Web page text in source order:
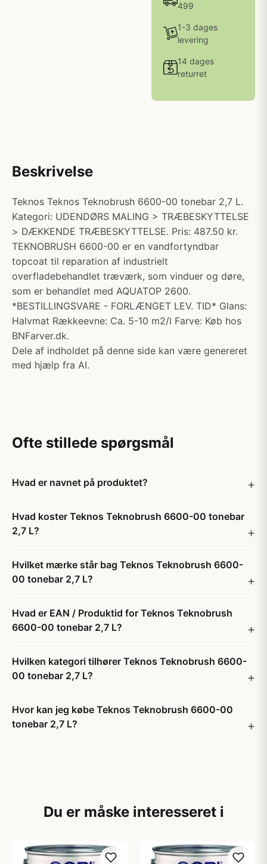
499
1-3 dages
levering
14 dages
returret
Beskrivelse
Teknos Teknos Teknobrush 6600-00 tonebar 2,7 L.
Kategori: UDENDØRS MALING > TRÆBESKYTTELSE
> DÆKKENDE TRÆBESKYTTELSE. Pris: 487.50 kr.
TEKNOBRUSH 6600-00 er en vandfortyndbar
topcoat til reparation af industrielt
overfladebehandlet træværk, som vinduer og døre,
som er behandlet med AQUATOP 2600.
*BESTILLINGSVARE - FORLÆNGET LEV. TID* Glans:
Halvmat Rækkeevne: Ca. 5-10 m2/l Farve: Køb hos
BNFarver.dk.
Dele af indholdet på denne side kan være genereret
med hjælp fra AI.
Ofte stillede spørgsmål
Hvad er navnet på produktet?
Hvad koster Teknos Teknobrush 6600-00 tonebar
2,7 L?
Hvilket mærke står bag Teknos Teknobrush 6600-
00 tonebar 2,7 L?
Hvad er EAN / Produktid for Teknos Teknobrush
6600-00 tonebar 2,7 L?
Hvilken kategori tilhører Teknos Teknobrush 6600-
00 tonebar 2,7 L?
Hvor kan jeg købe Teknos Teknobrush 6600-00
tonebar 2,7 L?
Du er måske interesseret i